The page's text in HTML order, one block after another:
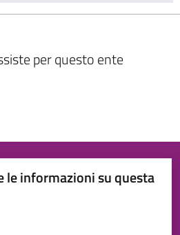
per questo ente
le informazioni su questa